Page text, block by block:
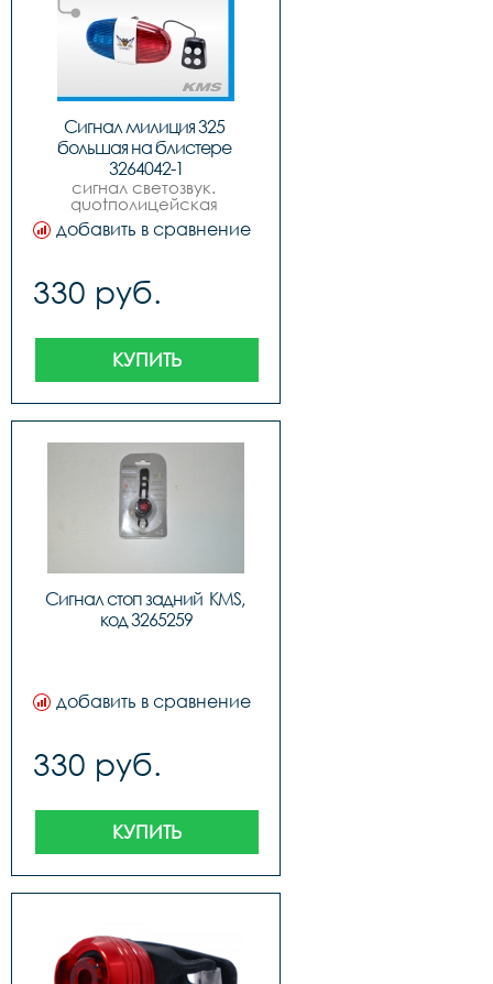
Сигнал милиция 325
большая на блистере
3264042-1
сигнал светозвук.
quotполицейская
сиренаquot, xc-325 4
мелодии
добавить в сравнение
330 руб.
КУПИТЬ
Сигнал стоп задний  KMS,
код 3265259
добавить в сравнение
330 руб.
КУПИТЬ